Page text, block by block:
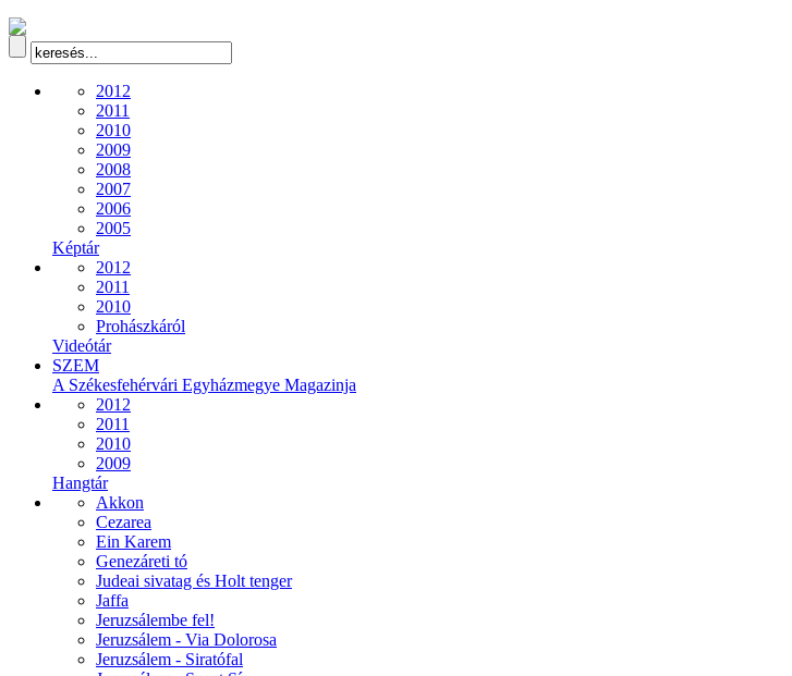
2012
2011
2010
2009
2008
2007
2006
2005
Képtár
2012
2011
2010
Prohászkáról
Videótár
SZEM
A Székesfehérvári Egyházmegye Magazinja
2012
2011
2010
2009
Hangtár
Akkon
Cezarea
Ein Karem
Genezáreti tó
Judeai sivatag és Holt tenger
Jaffa
Jeruzsálembe fel!
Jeruzsálem - Via Dolorosa
Jeruzsálem - Siratófal